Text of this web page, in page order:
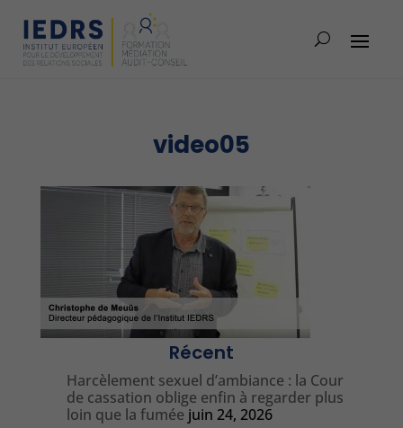
video05
Récent
Harcèlement sexuel d’ambiance : la Cour
de cassation oblige enfin à regarder plus
loin que la fumée juin 24, 2026